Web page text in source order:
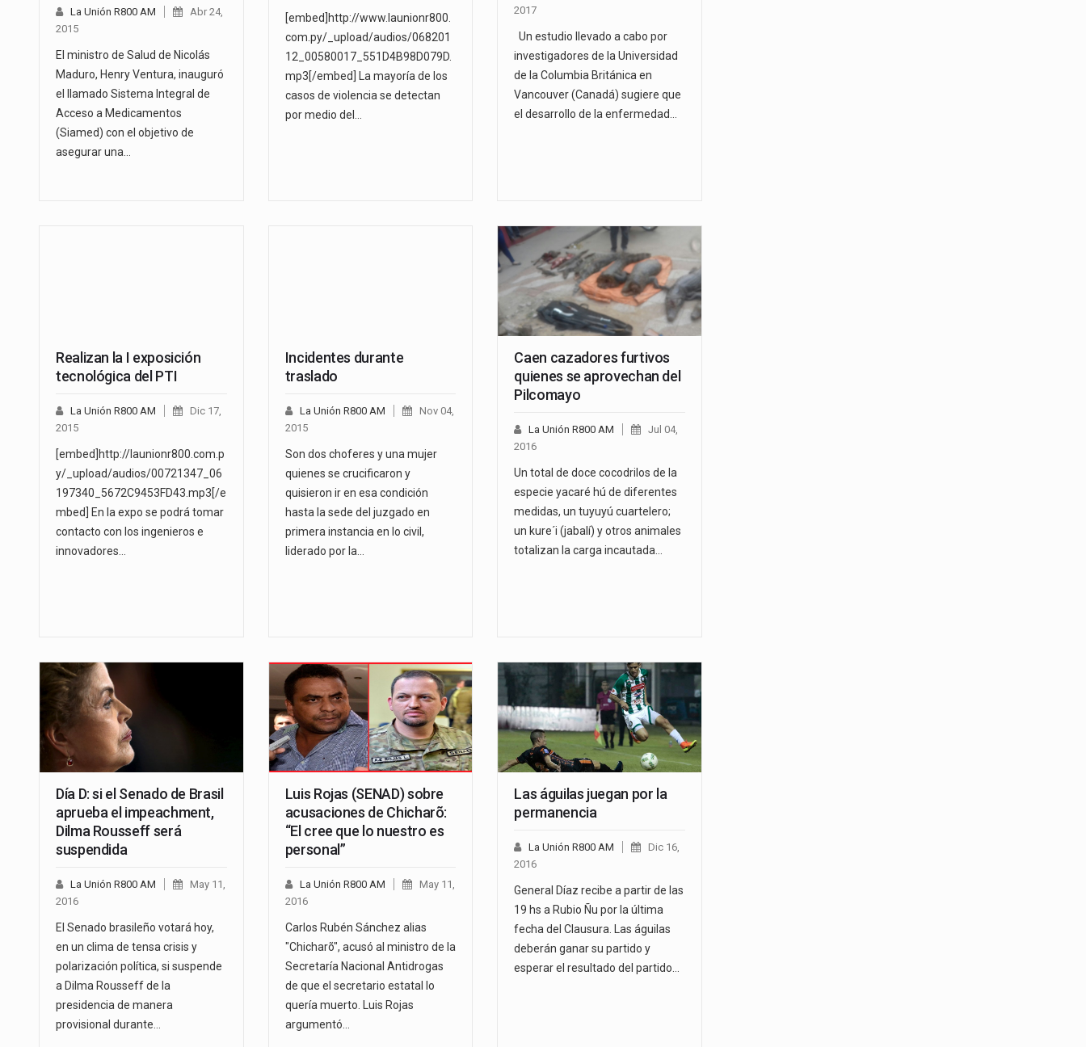
La Unión R800 AM
Abr 24,
2015
El ministro de Salud de Nicolás
Maduro, Henry Ventura, inauguró
el llamado Sistema Integral de
Acceso a Medicamentos
(Siamed) con el objetivo de
asegurar una…
[embed]http://www.launionr800.
com.py/_upload/audios/068201
12_00580017_551D4B98D079D.
mp3[/embed] La mayoría de los
casos de violencia se detectan
por medio del…
2017
Un estudio llevado a cabo por
investigadores de la Universidad
de la Columbia Británica en
Vancouver (Canadá) sugiere que
el desarrollo de la enfermedad…
Realizan la I exposición
tecnológica del PTI
La Unión R800 AM
Dic 17,
2015
[embed]http://launionr800.com.p
y/_upload/audios/00721347_06
197340_5672C9453FD43.mp3[/e
mbed] En la expo se podrá tomar
contacto con los ingenieros e
innovadores…
Incidentes durante
traslado
La Unión R800 AM
Nov 04,
2015
Son dos choferes y una mujer
quienes se crucificaron y
quisieron ir en esa condición
hasta la sede del juzgado en
primera instancia en lo civil,
liderado por la…
Caen cazadores furtivos
quienes se aprovechan del
Pilcomayo
La Unión R800 AM
Jul 04,
2016
Un total de doce cocodrilos de la
especie yacaré hú de diferentes
medidas, un tuyuyú cuartelero;
un kure´i (jabalí) y otros animales
totalizan la carga incautada…
Día D: si el Senado de Brasil
aprueba el impeachment,
Dilma Rousseff será
suspendida
La Unión R800 AM
May 11,
2016
El Senado brasileño votará hoy,
en un clima de tensa crisis y
polarización política, si suspende
a Dilma Rousseff de la
presidencia de manera
provisional durante…
Luis Rojas (SENAD) sobre
acusaciones de Chicharõ:
“El cree que lo nuestro es
personal”
La Unión R800 AM
May 11,
2016
Carlos Rubén Sánchez alias
"Chicharõ", acusó al ministro de la
Secretaría Nacional Antidrogas
de que el secretario estatal lo
quería muerto. Luis Rojas
argumentó…
Las águilas juegan por la
permanencia
La Unión R800 AM
Dic 16,
2016
General Díaz recibe a partir de las
19 hs a Rubio Ñu por la última
fecha del Clausura. Las águilas
deberán ganar su partido y
esperar el resultado del partido…